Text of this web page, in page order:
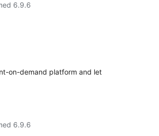
6.9.6
on-demand platform and let
6.9.6